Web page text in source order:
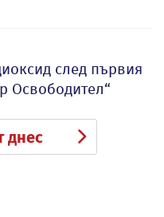
след първия
Освободител“
днес